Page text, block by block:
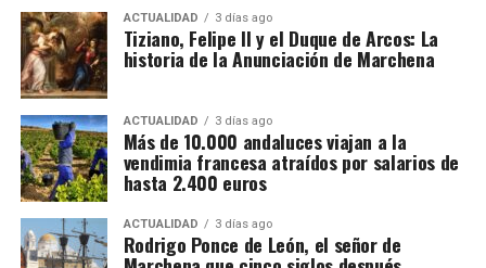
La dimensión del trabajo policial y tributario queda
reflejada en otro dato: los investigadores analizaron
movimientos relacionados con 173 cuentas
bancarias. A partir de esa documentación detectaron
importantes volúmenes de alcohol procedentes de
depósitos fiscales de otros países de la Unión
Europea, principalmente Países Bajos y Portugal,
destinados posteriormente a depósitos fiscales
españoles.
ACTUALIDAD 3 días ago
Tiziano, Felipe II y el Duque de Arcos: La
historia de la Anunciación de Marchena
ACTUALIDAD 3 días ago
Más de 10.000 andaluces viajan a la
vendimia francesa atraídos por salarios de
hasta 2.400 euros
ACTUALIDAD 3 días ago
Rodrigo Ponce de León, el señor de